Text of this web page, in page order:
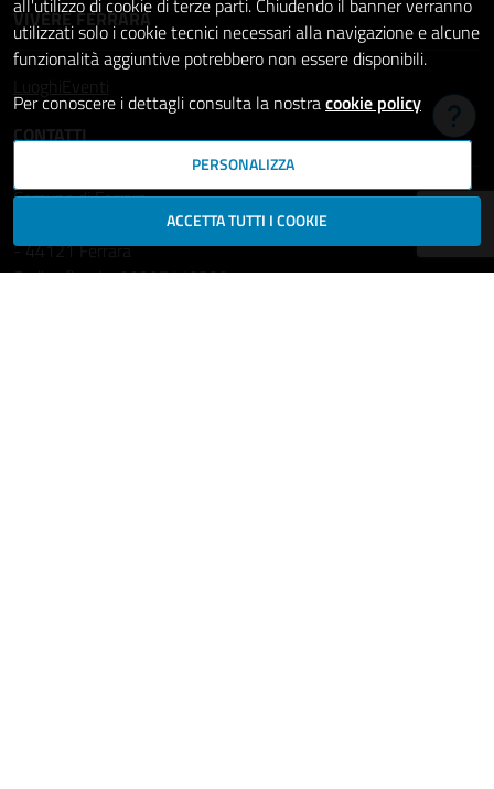
VIVERE FERRARA
Luoghi
Eventi
CONTATTI
Comune di Ferrara
Piazza del Municipio, 2
- 44121 Ferrara
Codice fiscale: 00297110389
all'utilizzo di cookie di terze parti. Chiudendo il banner verranno
utilizzati solo i cookie tecnici necessari alla navigazione e alcune
funzionalità aggiuntive potrebbero non essere disponibili.
Per conoscere i dettagli consulta la nostracookie policy
PERSONALIZZA
ACCETTA TUTTI I COOKIE
Hai